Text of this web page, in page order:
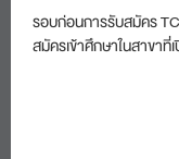
Admission
รอบก่อนการรับสมัคร
สมัครเข้าศึกษาในสาขาที่